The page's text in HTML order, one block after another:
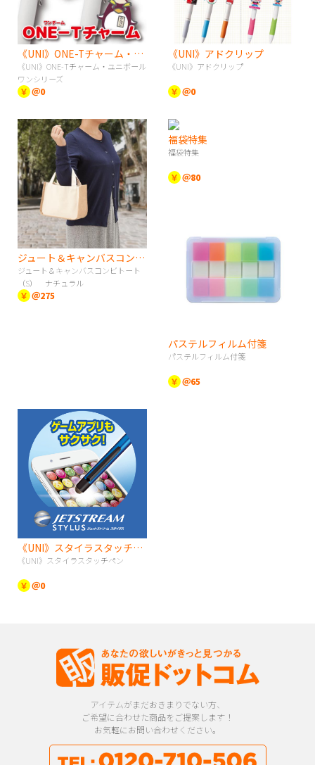
《UNI》ONE-Tチャーム・ユニボールワンシリーズ
《UNI》ONE-Tチャーム・ユニボール
ワンシリーズ
￥ ＠0
《UNI》アドクリップ
《UNI》アドクリップ
￥ ＠0
ジュート＆キャンバスコンビトート（S） ナチュラル
ジュート＆キャンバスコンビトート
（S） ナチュラル
￥ ＠275
福袋特集
福袋特集
￥ ＠80
パステルフィルム付箋
パステルフィルム付箋
￥ ＠65
《UNI》スタイラスタッチペン
《UNI》スタイラスタッチペン
￥ ＠0
アイテムがまだおきまりでない方、
ご希望に合わせた商品をご提案します！
お気軽にお問い合わせください。